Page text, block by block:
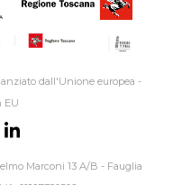
dall'Unione europea -
EU
Marconi 13 A/B - Fauglia